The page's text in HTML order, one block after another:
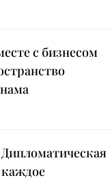
с бизнесом